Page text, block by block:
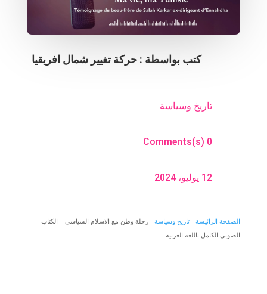
كتب بواسطة : حركة تغيير شمال افريقيا
تاريخ وسياسة
0 Comments(s)
12 يوليو، 2024
الصفحة الرائيسة- تاريخ وسياسة- رحلة وطن مع الاسلام السياسي – الكتاب
الصوتي الكامل باللغة العربية